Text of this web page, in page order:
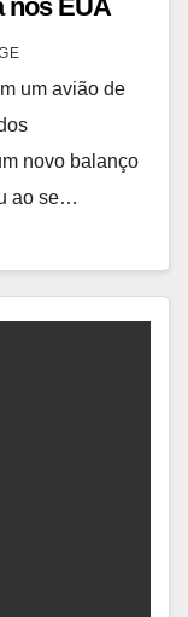
nos EUA
um avião de
novo balanço
ao se…